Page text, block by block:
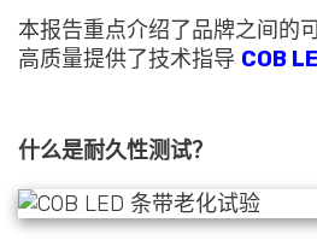
本报告重点介绍了品牌之间的
高质量提供了技术指导 COB
什么是耐久性测试？